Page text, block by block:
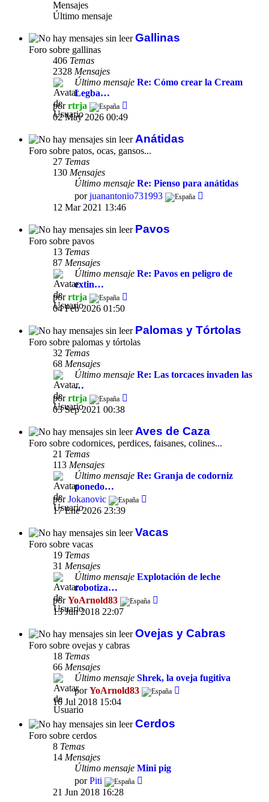
Mensajes
Último mensaje
Gallinas
Foro sobre gallinas
406 Temas
2328 Mensajes
Último mensaje Re: Cómo crear la Cream
Legba…
porrtrja
último
02 May 2026 00:49
Anátidas
Foro sobre patos, ocas, gansos...
27 Temas
130 Mensajes
Último mensaje Re: Pienso para anátidas
porjuanantonio731993
12 Mar 2021 13:46
Pavos
Foro sobre pavos
13 Temas
87 Mensajes
Último mensaje Re: Pavos en peligro de
extin…
porrtrja
04 Feb 2026 01:50
Palomas y Tórtolas
Foro sobre palomas y tórtolas
32 Temas
68 Mensajes
Último mensaje Re: Las torcaces invaden las
…
porrtrja
03 Sep 2021 00:38
Aves de Caza
Foro sobre codornices, perdices, faisanes, colines...
21 Temas
113 Mensajes
Último mensaje Re: Granja de codorniz
ponedo…
porJokanovic
17 Ene 2026 23:39
Vacas
Foro sobre vacas
19 Temas
31 Mensajes
Último mensaje Explotación de leche
robotiza…
porYoArnold83
13 Jun 2018 22:07
Ovejas y Cabras
Foro sobre ovejas y cabras
18 Temas
66 Mensajes
Último mensaje Shrek, la oveja fugitiva
porYoArnold83
10 Jul 2018 15:04
Cerdos
Foro sobre cerdos
8 Temas
14 Mensajes
Último mensaje Mini pig
porPiti
21 Jun 2018 16:28